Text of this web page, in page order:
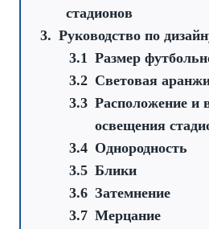
стадионов
Руководство по
Размер
Световая
Расположение и
освещения
Однородность
Блики
Затемнение
Мерцание